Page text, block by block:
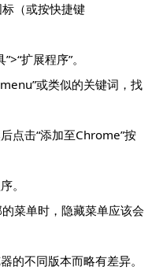
（或按快捷键
扩展程序”。
或类似的关键词，找
点击“添加至Chrome”按
。
菜单时，隐藏菜单应该会
的不同版本而略有差异。